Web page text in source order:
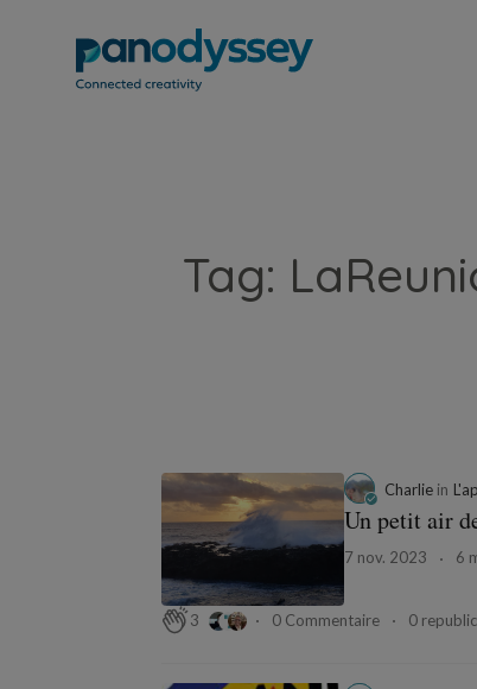
Tag:
Charlie in
Un petit air
7 nov. 2023 6
3 0 Commentaire 0